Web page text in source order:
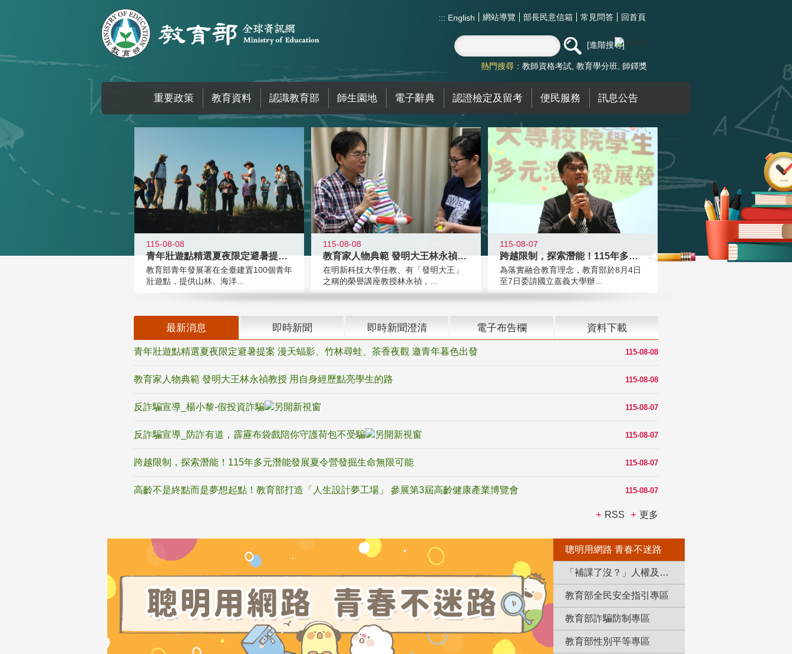
::: English 網站導覽 部長民意信箱 常見問答 回首頁
進階搜尋
熱門搜尋： 教師資格考試 教育學分班 師鐸獎
重要政策 教育資料 認識教育部 師生園地 電子辭典 認證檢定及留考 便民服務 訊息公告
:::
115-08-08
青年壯遊點精選夏夜限定避暑提案 漫
教育部青年發展署在全臺建置100個青年
壯遊點，提供山林、海洋...
115-08-08
教育家人物典範 發明大王林永禎教授
在明新科技大學任教、有「發明大王」
之稱的榮譽講座教授林永禎，...
115-08-07
跨越限制，探索潛能！115年多元潛
為落實融合教育理念，教育部於8月4日
至7日委請國立嘉義大學辦...
最新消息 即時新聞 即時新聞澄清 電子布告欄 資料下載
115-08-08
青年壯遊點精選夏夜限定避暑提案 漫天蝠影、竹林尋蛙、茶香夜觀 邀青年暮色出發
115-08-08
教育家人物典範 發明大王林永禎教授 用自身經歷點亮學生的路
115-08-07
反詐騙宣導_楊小黎-假投資詐騙
115-08-07
反詐騙宣導_防詐有道，霹靂布袋戲陪你守護荷包不受騙
115-08-07
跨越限制，探索潛能！115年多元潛能發展夏令營發掘生命無限可能
115-08-07
高齡不是終點而是夢想起點！教育部打造「人生設計夢工場」 參展第3屆高齡健康產業博覽會
RSS 更多
聰明用網路 青春不迷路
「補課了沒？」人權及轉型正義教育專區
教育部全民安全指引專區
教育部詐騙防制專區
教育部性別平等專區